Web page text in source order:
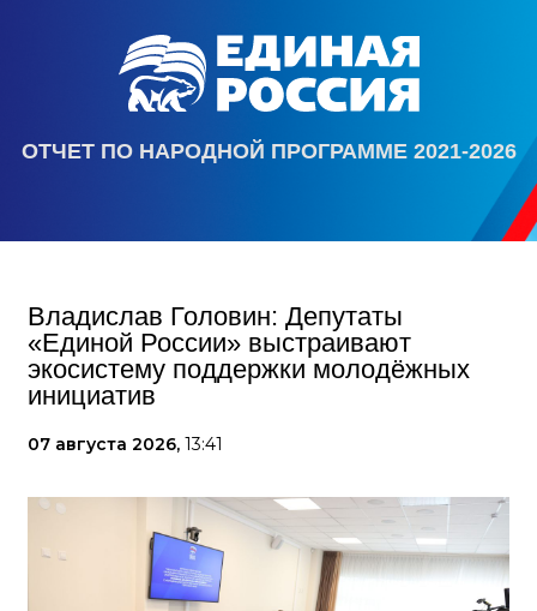
ОТЧЕТ ПО НАРОДНОЙ ПРОГРАММЕ 2021-2026
Владислав Головин: Депутаты
«Единой России» выстраивают
экосистему поддержки молодёжных
инициатив
07 августа 2026, 13:41